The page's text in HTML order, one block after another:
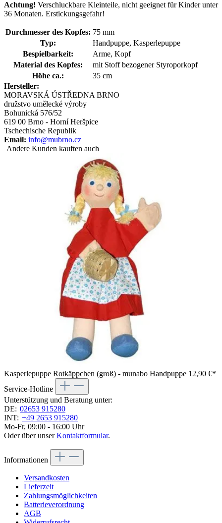
Achtung! Verschluckbare Kleinteile, nicht geeignet für Kinder unter
36 Monaten. Erstickungsgefahr!
Durchmesser des Kopfes: 75 mm
Typ:
Handpuppe, Kasperlepuppe
Bespielbarkeit:
Arme, Kopf
Material des Kopfes:
mit Stoff bezogener Styroporkopf
Höhe ca.:
35 cm
Hersteller:
MORAVSKÁ ÚSTŘEDNA BRNO
družstvo umělecké výroby
Bohunická 576/52
619 00 Brno - Horní Heršpice
Tschechische Republik
Email: info@mubrno.cz
Andere Kunden kauften auch
Kasperlepuppe Rotkäppchen (groß) - munabo Handpuppe 12,90 €*
Service-Hotline
Unterstützung und Beratung unter:
DE: 02653 915280
INT: +49 2653 915280
Mo-Fr, 09:00 - 16:00 Uhr
Oder über unserKontaktformular.
Informationen
Versandkosten
Lieferzeit
Zahlungsmöglichkeiten
Batterieverordnung
AGB